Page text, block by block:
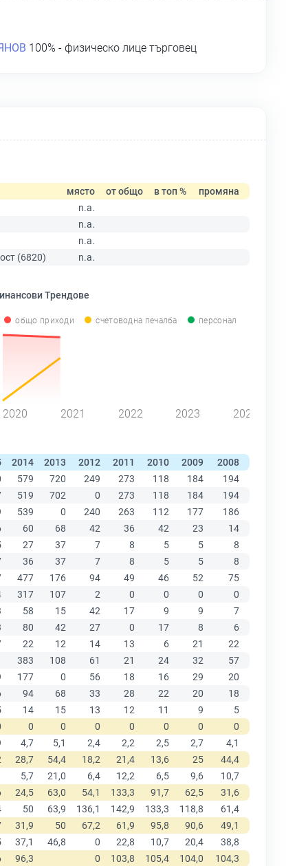
100% - физическо лице търговец
място от общо в топ %
промяна
n.a.
n.a.
n.a.
(6820)
n.a.
Трендове
общо приходи счетоводна печалба персонал
2020 2021 2022 2023 2024
2014 2013 2012 2011 2010 2009 2008